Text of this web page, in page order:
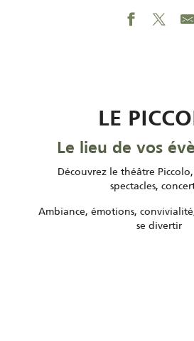
LE
Le lieu de vos
Découvrez le théâtre
spectacles,
Ambiance, émotions,
se divertir